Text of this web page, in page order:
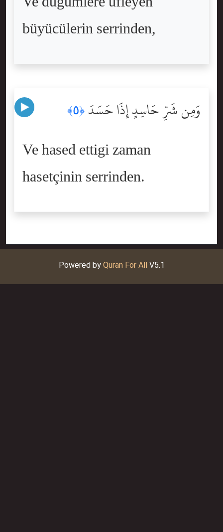
büyücülerin serrinden,
وَمِن شَرِّ حَاسِدٍ إِذَا حَسَدَ ﴿٥﴾
Ve hased ettigi zaman
hasetçinin serrinden.
Powered by Quran For AllV5.1